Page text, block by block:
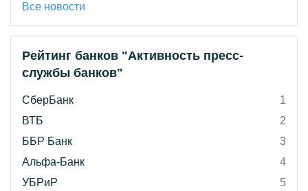
Все новости
Рейтинг банков "Активность пресс-
службы банков"
СберБанк
1
ВТБ
2
ББР Банк
3
Альфа-Банк
4
УБРиР
5